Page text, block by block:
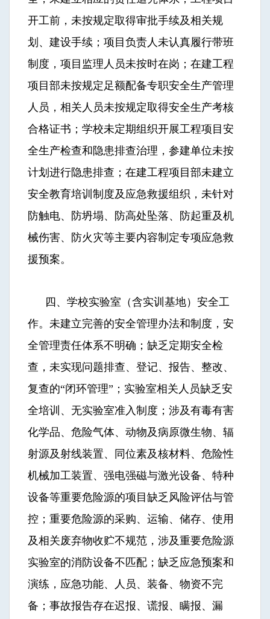
开工前，未按规定取得审批手续及相关规
划、建设手续；项目负责人未认真履行带班
制度，项目监理人员未按时在岗；在建工程
项目部未按规定足额配备专职安全生产管理
人员，相关人员未按规定取得安全生产考核
合格证书；学校未定期组织开展工程项目安
全生产检查和隐患排查治理，参建单位未按
计划进行隐患排查；在建工程项目部未建立
安全教育培训制度及应急救援组织，未针对
防触电、防坍塌、防高处坠落、防起重及机
械伤害、防火灾等主要内容制定专项应急救
援预案。
四、学校实验室（含实训基地）安全工
作。未建立完善的安全管理办法和制度，安
全管理责任体系不明确；缺乏定期安全检
查，未实现问题排查、登记、报告、整改、
复查的“闭环管理”；实验室相关人员缺乏安
全培训、无实验室准入制度；涉及有毒有害
化学品、危险气体、动物及病原微生物、辐
射源及射线装置、同位素及核材料、危险性
机械加工装置、强电强磁与激光设备、特种
设备等重要危险源的项目缺乏风险评估与管
控；重要危险源的采购、运输、储存、使用
及相关废弃物收贮不规范，涉及重要危险源
实验室的消防设备不匹配；缺乏应急预案和
演练，应急功能、人员、装备、物资不完
备；事故报告存在迟报、谎报、瞒报、漏